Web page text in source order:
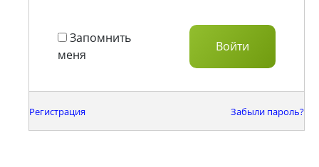
Запомнить
меня
Регистрация Забыли пароль?